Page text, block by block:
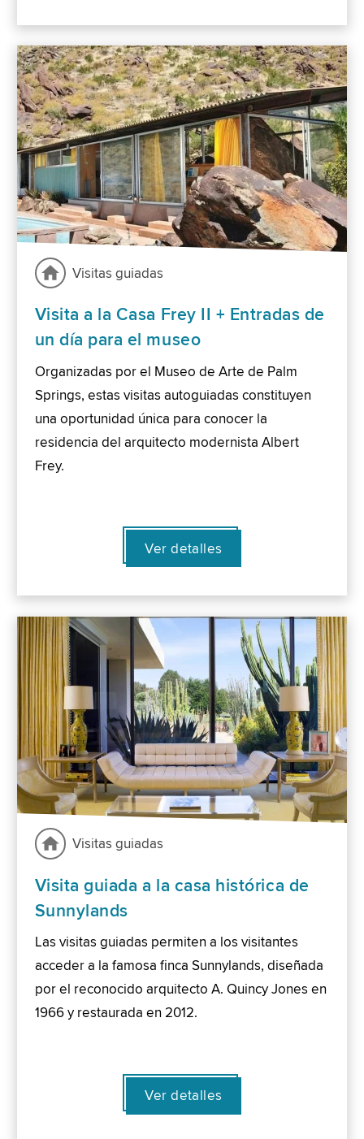
Visitas guiadas
Visita a la Casa Frey II + Entradas de
un día para el museo
Organizadas por el Museo de Arte de Palm
Springs, estas visitas autoguiadas constituyen
una oportunidad única para conocer la
residencia del arquitecto modernista Albert
Frey.
Ver detalles
Visitas guiadas
Visita guiada a la casa histórica de
Sunnylands
Las visitas guiadas permiten a los visitantes
acceder a la famosa finca Sunnylands, diseñada
por el reconocido arquitecto A. Quincy Jones en
1966 y restaurada en 2012.
Ver detalles